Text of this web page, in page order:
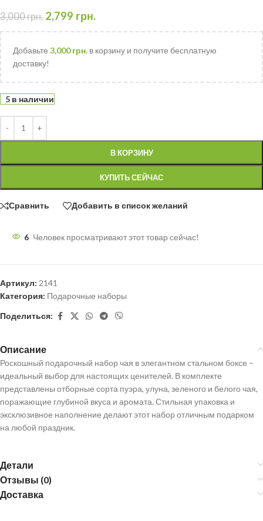
3,000грн. 2,799 грн.
Добавьте 3,000грн. в корзину и получите бесплатную
доставку!
5 в наличии
В КОРЗИНУ
КУПИТЬ СЕЙЧАС
Сравнить Добавить в список желаний
6 Человек просматривают этот товар сейчас!
Артикул: 2141
Категория: Подарочные наборы
Поделиться:
Описание
Роскошный подарочный набор чая в элегантном стальном боксе –
идеальный выбор для настоящих ценителей. В комплекте
представлены отборные сорта пуэра, улуна, зеленого и белого чая,
поражающие глубиной вкуса и аромата. Стильная упаковка и
эксклюзивное наполнение делают этот набор отличным подарком
на любой праздник.
Детали
Отзывы (0)
Доставка